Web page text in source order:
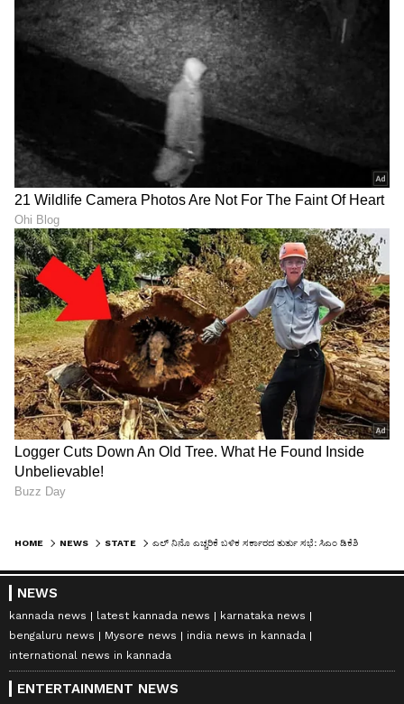
HOME NEWS STATE
NEWS
kannada news latest kannada news
karnataka news
bengaluru news
Mysore news
india news in kannada
international news in kannada
ENTERTAINMENT NEWS